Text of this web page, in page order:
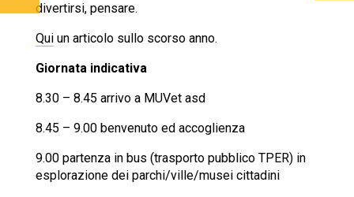
divertirsi, pensare.
Quiun articolo sullo scorso anno.
Giornata indicativa
8.30 – 8.45 arrivo a MUVet asd
8.45 – 9.00 benvenuto ed accoglienza
9.00 partenza in bus (trasporto pubblico TPER) in
esplorazione dei parchi/ville/musei cittadini